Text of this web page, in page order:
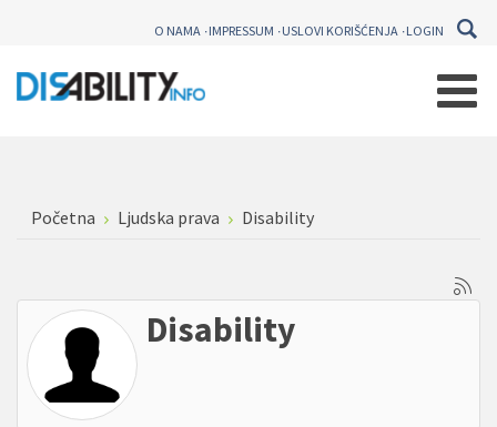
O NAMA IMPRESSUM USLOVI KORIŠĆENJA LOGIN
Početna Ljudska prava Disability
Disability